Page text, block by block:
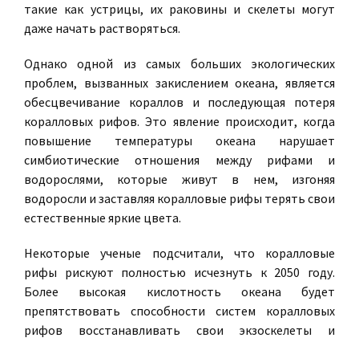
такие как устрицы, их раковины и скелеты могут
даже начать растворяться.
Однако одной из самых больших экологических
проблем, вызванных закислением океана, является
обесцвечивание кораллов и последующая потеря
коралловых рифов. Это явление происходит, когда
повышение температуры океана нарушает
симбиотические отношения между рифами и
водорослями, которые живут в нем, изгоняя
водоросли и заставляя коралловые рифы терять свои
естественные яркие цвета.
Некоторые ученые подсчитали, что коралловые
рифы рискуют полностью исчезнуть к 2050 году.
Более высокая кислотность океана будет
препятствовать способности систем коралловых
рифов восстанавливать свои экзоскелеты и